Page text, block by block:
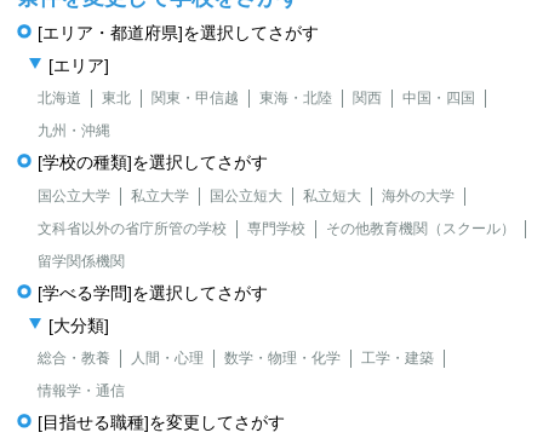
[エリア・都道府県]を選択してさがす
[エリア]
北海道 東北 関東・甲信越 東海・北陸 関西
中国・四国
九州・沖縄
[学校の種類]を選択してさがす
国公立大学 私立大学 国公立短大 私立短大
海外の大学
文科省以外の省庁所管の学校
専門学校
その他教育機関（スクール）
留学関係機関
[学べる学問]を選択してさがす
[大分類]
総合・教養 人間・心理 数学・物理・化学
工学・建築
情報学・通信
[目指せる職種]を変更してさがす